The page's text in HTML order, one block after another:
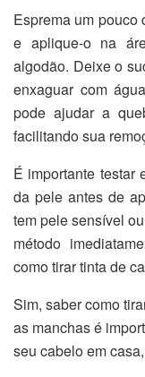
Esprema um pouco
e aplique-o na
algodão. Deixe o
enxaguar com
pode ajudar a
facilitando sua
É importante testar
da pele antes de
tem pele sensível
método
como tirar tinta de
Sim, saber como
as manchas é
seu cabelo em